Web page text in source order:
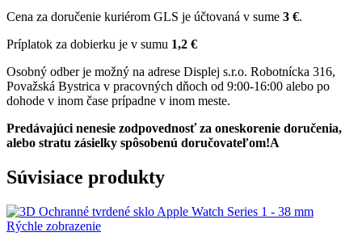
Cena za doručenie kuriérom GLS je účtovaná v sume 3 €.
Príplatok za dobierku je v sumu 1,2 €
Osobný odber je možný na adrese Displej s.r.o. Robotnícka 316,
Považská Bystrica v pracovných dňoch od 9:00-16:00 alebo po
dohode v inom čase prípadne v inom meste.
Predávajúci nenesie zodpovednosť za oneskorenie doručenia,
alebo stratu zásielky spôsobenú doručovateľom!A
Súvisiace produkty
Rýchle zobrazenie